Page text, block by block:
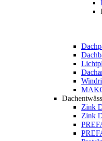
Zink
Zink